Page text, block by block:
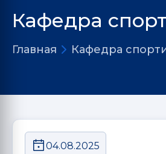
Кафедра
Главная Кафедра
04.08.2025